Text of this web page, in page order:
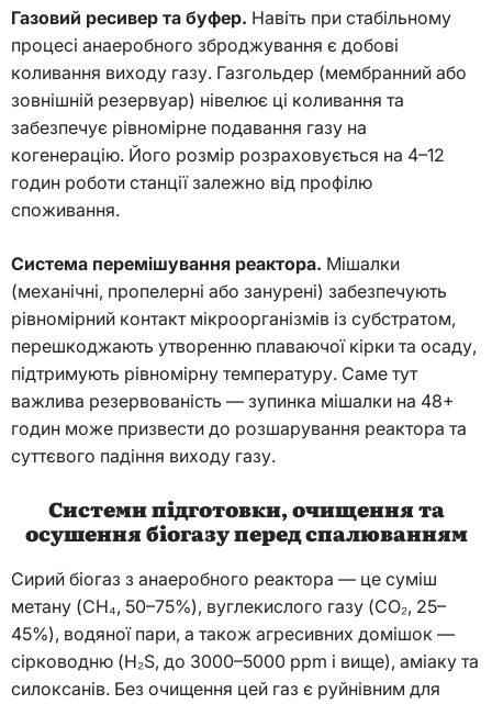
Газовий ресивер та буфер. Навіть при стабільному
процесі анаеробного зброджування є добові
коливання виходу газу. Газгольдер (мембранний або
зовнішній резервуар) нівелює ці коливання та
забезпечує рівномірне подавання газу на
когенерацію. Його розмір розраховується на 4–12
годин роботи станції залежно від профілю
споживання.
Система перемішування реактора. Мішалки
(механічні, пропелерні або занурені) забезпечують
рівномірний контакт мікроорганізмів із субстратом,
перешкоджають утворенню плаваючої кірки та осаду,
підтримують рівномірну температуру. Саме тут
важлива резервованість — зупинка мішалки на 48+
годин може призвести до розшарування реактора та
суттєвого падіння виходу газу.
Системи підготовки, очищення та
осушення біогазу перед спалюванням
Сирий біогаз з анаеробного реактора — це суміш
метану (CH₄, 50–75%), вуглекислого газу (CO₂, 25–
45%), водяної пари, а також агресивних домішок —
сірководню (H₂S, до 3000–5000 ppm і вище), аміаку та
силоксанів. Без очищення цей газ є руйнівним для